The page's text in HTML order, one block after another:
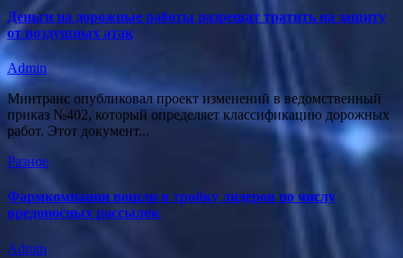
Деньги на дорожные работы разрешат тратить на защиту
от воздушных атак
Admin
Минтранс опубликовал проект изменений в ведомственный
приказ №402, который определяет классификацию дорожных
работ. Этот документ...
Разное
Фармкомпании вошли в тройку лидеров по числу
вредоносных рассылок
Admin